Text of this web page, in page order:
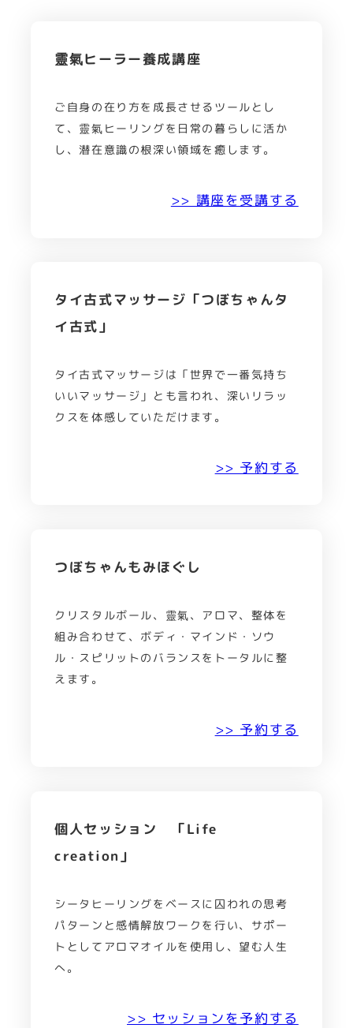
靈氣ヒーラー養成講座
ご自身の在り方を成長させるツールとし
て、靈氣ヒーリングを日常の暮らしに活か
し、潜在意識の根深い領域を癒します。
>> 講座を受講する
タイ古式マッサージ「つぼちゃんタ
イ古式」
タイ古式マッサージは「世界で一番気持ち
いいマッサージ」とも言われ、深いリラッ
クスを体感していただけます。
>> 予約する
つぼちゃんもみほぐし
クリスタルボール、靈氣、アロマ、整体を
組み合わせて、ボディ・マインド・ソウ
ル・スピリットのバランスをトータルに整
えます。
>> 予約する
個人セッション 「Life
creation」
シータヒーリングをベースに囚われの思考
パターンと感情解放ワークを行い、サポー
トとしてアロマオイルを使用し、望む人生
へ。
>> セッションを予約する